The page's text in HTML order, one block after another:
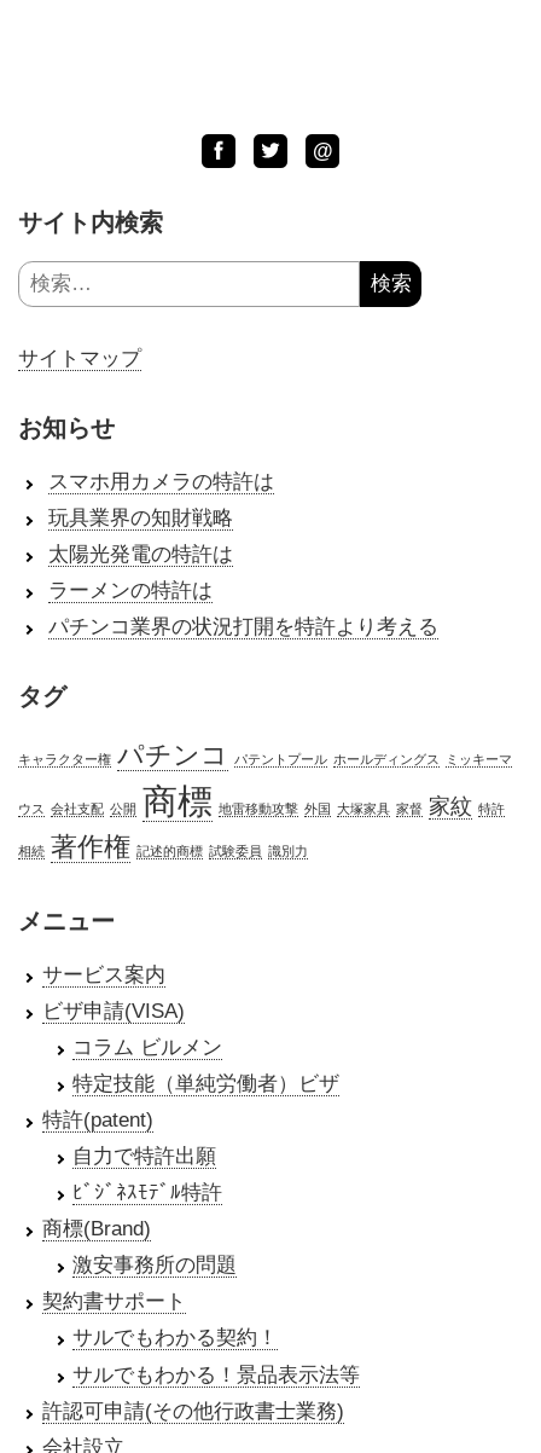
Facebook
TwitterLINE
@
サイト内検索
検
索:
サイトマップ
お知らせ
スマホ用カメラの特許は
玩具業界の知財戦略
太陽光発電の特許は
ラーメンの特許は
パチンコ業界の状況打開を特許より考える
タグ
キャラクター権 パチンコ パテントプール ホールディングス ミッキーマ
ウス 会社支配 公開 商標 地雷移動攻撃 外国 大塚家具 家督 家紋 特許
相続 著作権 記述的商標 試験委員 識別力
メニュー
サービス案内
ビザ申請(VISA)
コラム ビルメン
特定技能（単純労働者）ビザ
特許(patent)
自力で特許出願
ﾋﾞｼﾞﾈｽﾓﾃﾞﾙ特許
商標(Brand)
激安事務所の問題
契約書サポート
サルでもわかる契約！
サルでもわかる！景品表示法等
許認可申請(その他行政書士業務)
会社設立